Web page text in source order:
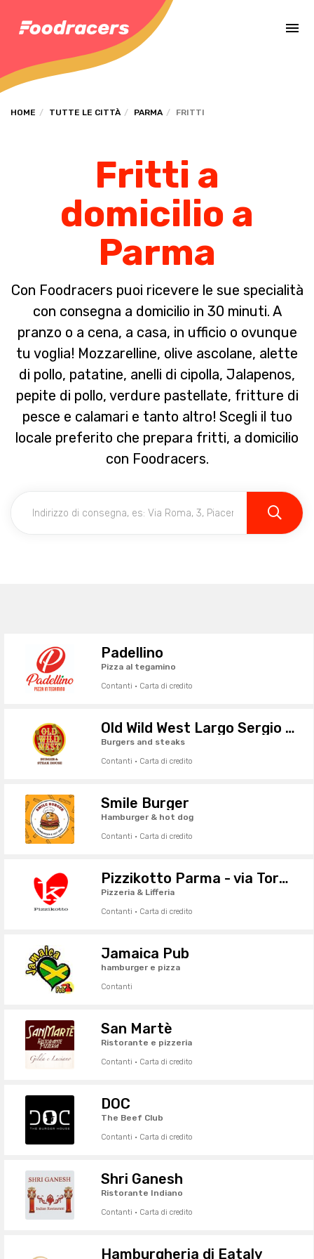
HOME TUTTE LE CITTÀ PARMA FRITTI
Fritti a
domicilio a
Parma
Con Foodracers puoi ricevere le sue specialità
con consegna a domicilio in 30 minuti. A
pranzo o a cena, a casa, in ufficio o ovunque
tu voglia! Mozzarelline, olive ascolane, alette
di pollo, patatine, anelli di cipolla, Jalapenos,
pepite di pollo, verdure pastellate, fritture di
pesce e calamari e tanto altro! Scegli il tuo
locale preferito che prepara fritti, a domicilio
con Foodracers.
Padellino
Pizza al tegamino
Contanti · Carta di credito
Old Wild West Largo Sergio Leone
Burgers and steaks
Contanti · Carta di credito
Smile Burger
Hamburger & hot dog
Contanti · Carta di credito
Pizzikotto Parma - via Torelli
Pizzeria & Lifferia
Contanti · Carta di credito
Jamaica Pub
hamburger e pizza
Contanti
San Martè
Ristorante e pizzeria
Contanti · Carta di credito
DOC
The Beef Club
Contanti · Carta di credito
Shri Ganesh
Ristorante Indiano
Contanti · Carta di credito
Hamburgheria di Eataly